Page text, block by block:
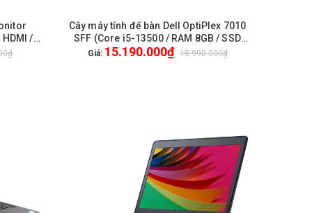
HDMI /
HẾT HÀNG
Cây máy tính để bàn Dell OptiPlex 7010
SFF (Core i5-13500 / RAM 8GB / SSD
512GB / Win11 Home / WiFi / Bluetooth) /
Giá: 15.190.000₫ 15.990.000₫